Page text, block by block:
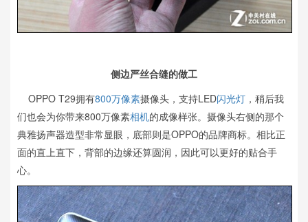
侧边严丝合缝的做工
OPPO T29拥有800万像素摄像头，支持LED闪光灯 ，稍后我
们也会为你带来800万像素相机的成像样张。摄像头右侧的那个
典雅扬声器造型非常显眼，底部则是OPPO的品牌商标。相比正
面的直上直下，背部的边缘还算圆润，因此可以更好的贴合手
心。